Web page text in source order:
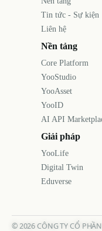
Tin tức - Sự kiện
Liên hệ
Nền tảng
Core Platform
YooStudio
YooAsset
YooID
AI API
Giải pháp
YooLife
Digital Twin
Eduverse
©2026CÔNG TY CỔ